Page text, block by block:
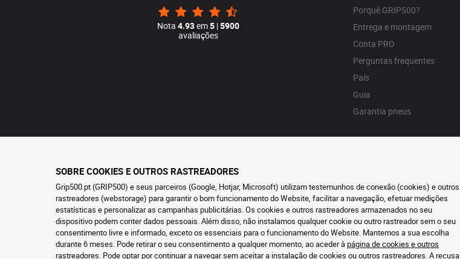
Nota 4.93em5|5900
avaliações
Porquê GRIP500?
Entrega e montagem
Conta PRO
Perguntas frequentes
País
Guia
Garantia pneus
SOBRE COOKIES E OUTROS RASTREADORES
Grip500.pt (GRIP500) e seus parceiros (Google, Hotjar, Microsoft) utilizam testemunhos de conexão (cookies) e outros
rastreadores (webstorage) para garantir o bom funcionamento do Website, facilitar a navegação, efetuar medições
estatísticas e personalizar as campanhas publicitárias. Os cookies e outros rastreadores armazenados no seu
dispositivo podem conter dados pessoais. Além disso, não instalamos qualquer cookie ou outro rastreador sem o seu
consentimento livre e informado, exceto os essenciais para o funcionamento do Website. Mantemos a sua escolha
durante 6 meses. Pode retirar o seu consentimento a qualquer momento, ao aceder àpágina de cookies e outros
rastreadores. Pode optar por continuar a navegar sem aceitar a instalação de cookies ou outros rastreadores. A recusa